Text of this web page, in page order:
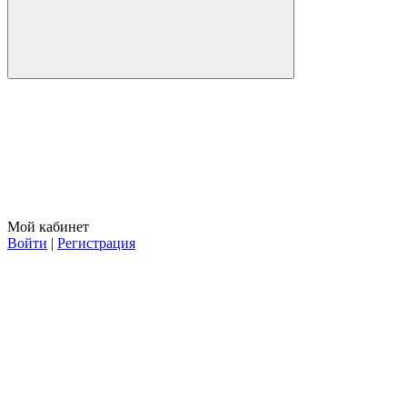
Мой кабинет
Войти | Регистрация